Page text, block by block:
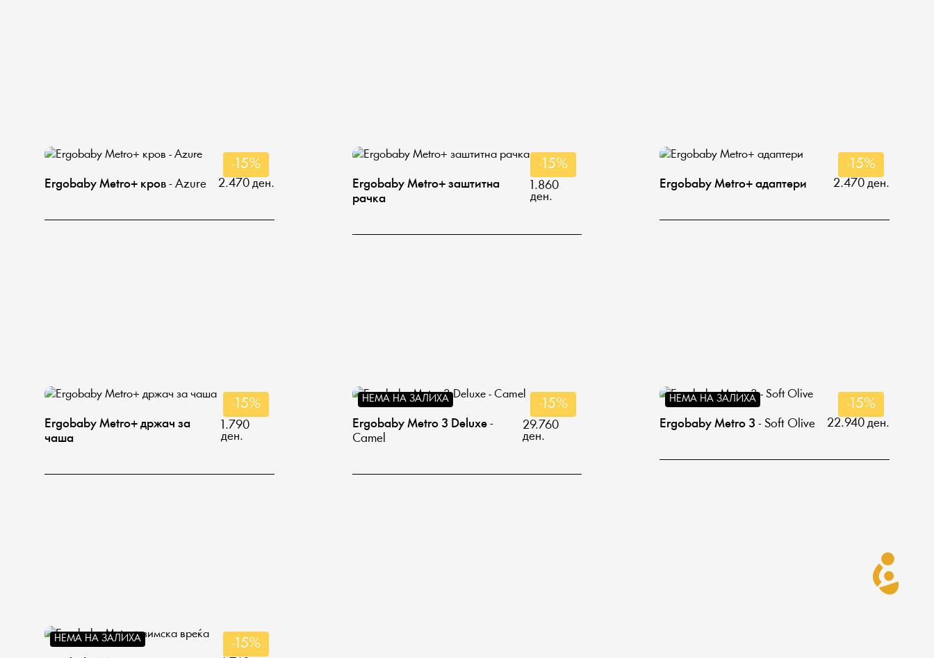
-15%
Ergobaby Metro+ кров - Аzure 2.470 ден.
-15%
Ergobaby Metro+ заштитна
рачка
1.860
ден.
-15%
Ergobaby Metro+ адаптери 2.470 ден.
-15%
Ergobaby Metro+ држач за
чаша
1.790
ден.
-15%
НЕМА НА ЗАЛИХА
Ergobaby Metro 3 Deluxe -
Camel
29.760
ден.
-15%
НЕМА НА ЗАЛИХА
Еrgobaby Metro 3 - Soft Olive 22.940 ден.
-15%
НЕМА НА ЗАЛИХА